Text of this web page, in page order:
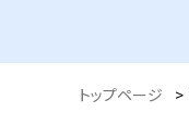
トップページ >